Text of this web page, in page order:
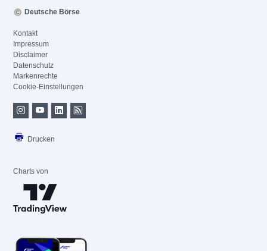
Deutsche Börse
Kontakt
Impressum
Disclaimer
Datenschutz
Markenrechte
Cookie-Einstellungen
Drucken
Charts von